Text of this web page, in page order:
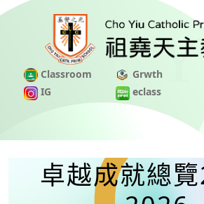
Classroom Grwth
IG
eclass
卓越成就總